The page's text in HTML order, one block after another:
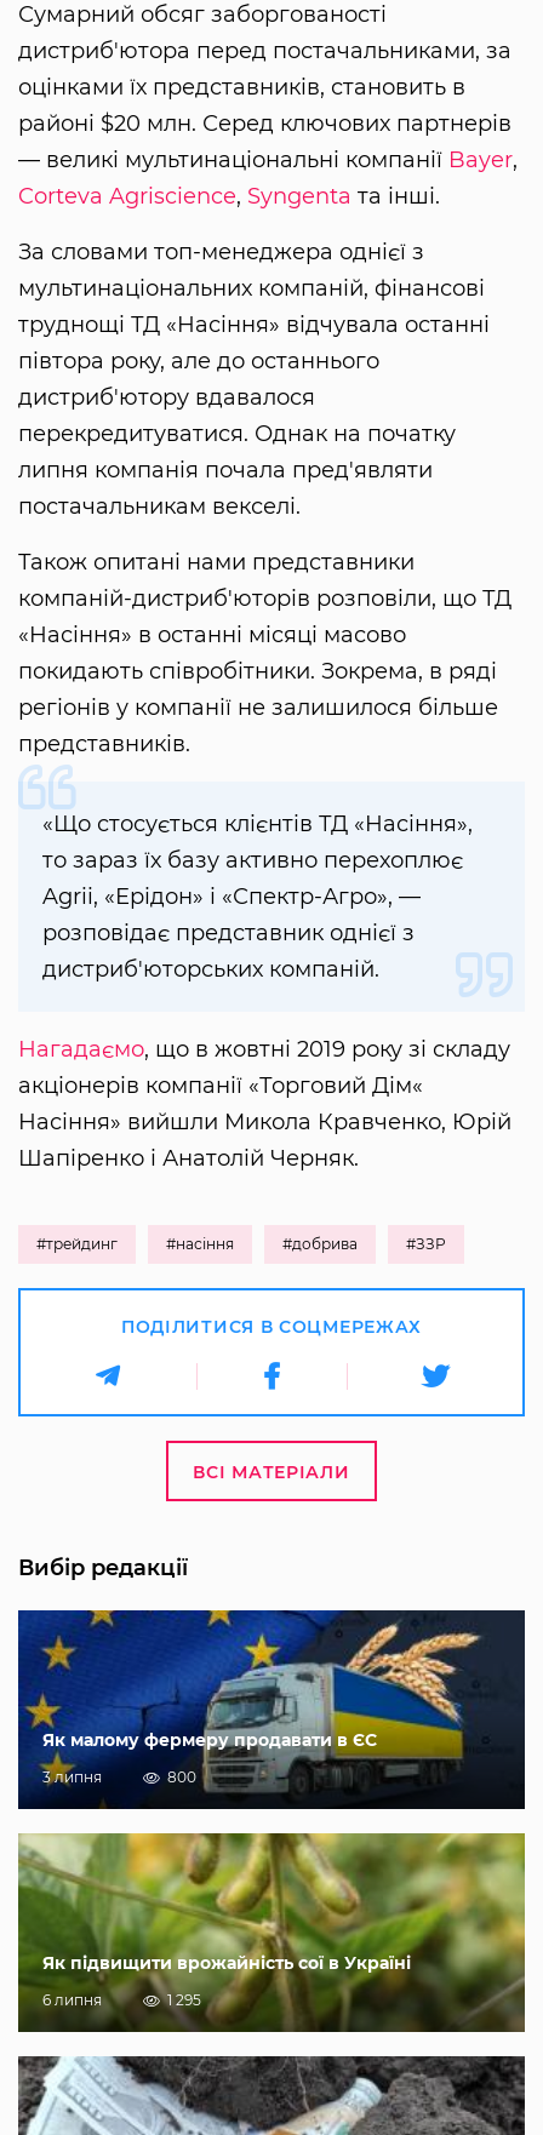
Сумарний обсяг заборгованості
дистриб'ютора перед постачальниками, за
оцінками їх представників, становить в
районі $20 млн. Серед ключових партнерів
— великі мультинаціональні компанії Bayer,
Corteva Agriscience, Syngenta та інші.
За словами топ-менеджера однієї з
мультинаціональних компаній, фінансові
труднощі ТД «Насіння» відчувала останні
півтора року, але до останнього
дистриб'ютору вдавалося
перекредитуватися. Однак на початку
липня компанія почала пред'являти
постачальникам векселі.
Також опитані нами представники
компаній-дистриб'юторів розповіли, що ТД
«Насіння» в останні місяці масово
покидають співробітники. Зокрема, в ряді
регіонів у компанії не залишилося більше
представників.
«Що стосується клієнтів ТД «Насіння»,
то зараз їх базу активно перехоплює
Agrii, «Ерідон» і «Спектр-Агро», —
розповідає представник однієї з
дистриб'юторських компаній.
Нагадаємо, що в жовтні 2019 року зі складу
акціонерів компанії «Торговий Дім«
Насіння» вийшли Микола Кравченко, Юрій
Шапіренко і Анатолій Черняк.
#трейдинг #насіння #добрива #ЗЗР
ПОДІЛИТИСЯ В СОЦМЕРЕЖАХ
ВСІ МАТЕРІАЛИ
Вибір редакції
Як малому фермеру продавати в ЄС
3 липня 800
Як підвищити врожайність сої в Україні
6 липня 1 295